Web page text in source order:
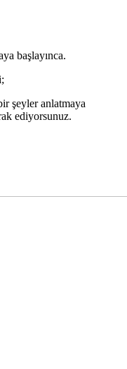
başlayınca.
şeyler anlatmaya
ediyorsunuz.